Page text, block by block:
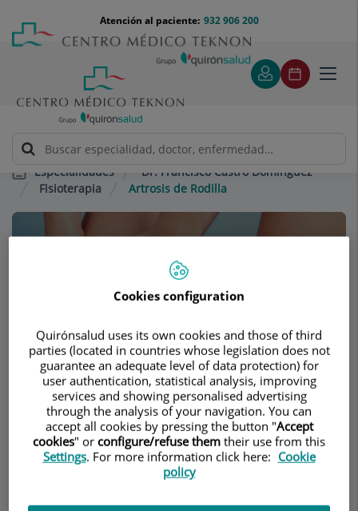
contenido
Menú
teléfono
cabecera
932 906 200
Atención al paciente:
Especialidades
Dr. Francisco Castro Domínguez
Fisioterapia
Artrosis de Rodilla
Dr. Francisco Castro
Domínguez
REUMATOLOGÍA
Descripción Servicios EquipoContactoDatos de interés
Pedir cita
Cookies configuration
Quirónsalud uses its own cookies and those of third
parties (located in countries whose legislation does not
guarantee an adequate level of data protection) for
user authentication, statistical analysis, improving
services and showing personalised advertising
through the analysis of your navigation. You can
accept all cookies by pressing the button "Accept
cookies" or configure/refuse them their use from this
Settings. For more information click here: Cookie
policy